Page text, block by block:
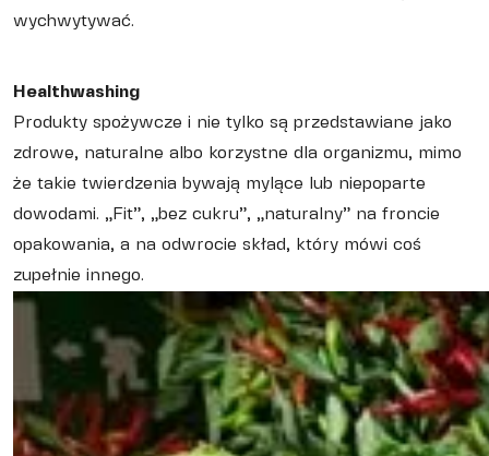
wychwytywać.
Healthwashing
Produkty spożywcze i nie tylko są przedstawiane jako
zdrowe, naturalne albo korzystne dla organizmu, mimo
że takie twierdzenia bywają mylące lub niepoparte
dowodami. „Fit”, „bez cukru”, „naturalny” na froncie
opakowania, a na odwrocie skład, który mówi coś
zupełnie innego.